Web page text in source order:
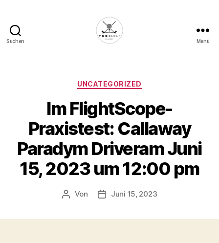
Suchen
Deine
Plattform
für
Golfbegeisterte!
Menü
Kategorien
UNCATEGORIZED
Im FlightScope-
Praxistest: Callaway
Paradym Driveram Juni
15, 2023 um 12:00 pm
Beitragsautor
Von Veröffentlichungsdatum
Juni 15, 2023